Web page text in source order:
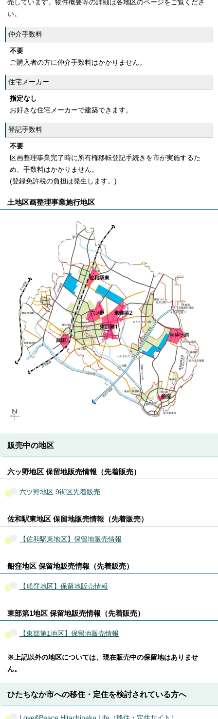
売しています。物件概要等の詳細は各地区のページをご覧くださ
い。
仲介手数料
不要
ご購入者の方に仲介手数料はかかりません。
住宅メーカー
指定なし
お好きな住宅メーカーで建築できます。
登記手数料
不要
区画整理事業完了時に所有権移転登記手続きを市が実施するた
め、手数料はかかりません。
(登録免許税の負担は発生します。)
土地区画整理事業施行地区
販売中の地区
六ッ野地区 保留地販売情報（先着販売）
六ツ野地区 9街区先着販売
佐和駅東地区 保留地販売情報（先着販売）
【佐和駅東地区】保留地販売情報
船窪地区 保留地販売情報（先着販売）
【船窪地区】保留地販売情報
東部第1地区 保留地販売情報（先着販売）
【東部第1地区】保留地販売情報
※上記以外の地区については、現在販売中の保留地はありませ
ん。
ひたちなか市への移住・定住を検討されている方へ